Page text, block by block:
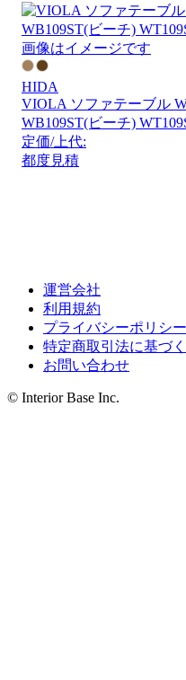
画像はイメージです
HIDA
VIOLA ソファテーブル
WB109ST(ビーチ)
定価/上代:
都度見積
運営会社
利用規約
プライバシーポリシー
特定商取引法に基づ
お問い合わせ
© Interior Base Inc.